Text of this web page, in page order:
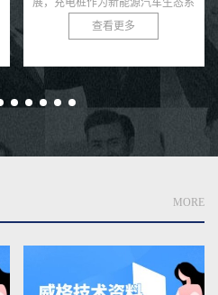
展，充电桩作为新能源汽车生态系
统的核心基础设施，其性能和可靠
性直接影响用户体验和电网安全。
低...
查看更多
MORE